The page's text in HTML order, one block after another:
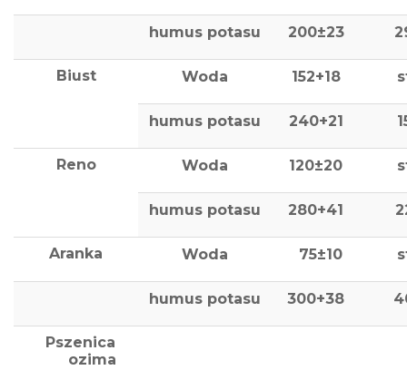
humus potasu 200±23
Biust Woda 152+18
humus potasu 240+21
Reno Woda 120±20
humus potasu 280+41
Aranka Woda 75±10
humus potasu 300+38
Pszenica
ozima